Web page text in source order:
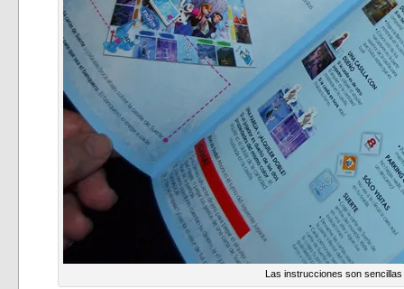
Las instrucciones son sencillas